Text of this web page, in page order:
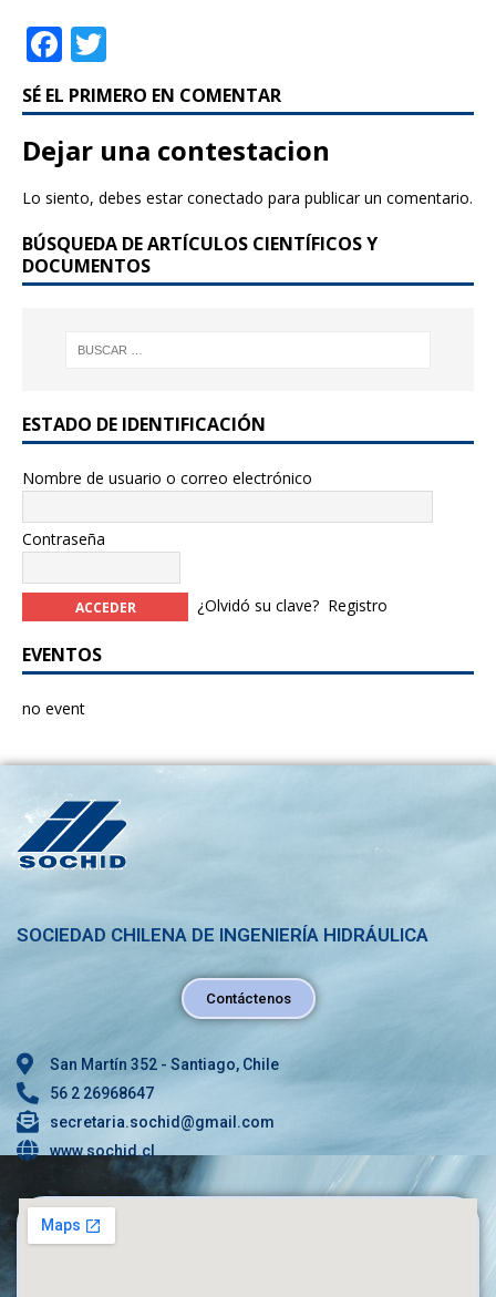
F
a
c
e
b
o
k
w
it
te
r
SÉ EL PRIMERO EN COMENTAR
Dejar una contestacion
Lo siento, debes estarconectado para publicar un comentario.
BÚSQUEDA DE ARTÍCULOS CIENTÍFICOS Y
DOCUMENTOS
ESTADO DE IDENTIFICACIÓN
Nombre de usuario o correo electrónico
Contraseña
¿Olvidó su clave? Registro
EVENTOS
no event
SOCIEDAD CHILENA DE INGENIERÍA HIDRÁULICA
Contáctenos
San Martín 352 - Santiago, Chile
56 2 26968647
secretaria.sochid@gmail.com
www.sochid.cl